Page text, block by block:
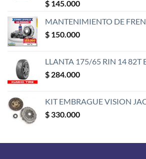
Valorado
con
$ 145.000
MANTENIMIENTO DE
$ 150.000
LLANTA 175/65 RIN 14 82T
$ 284.000
KIT EMBRAGUE VISION
$ 330.000